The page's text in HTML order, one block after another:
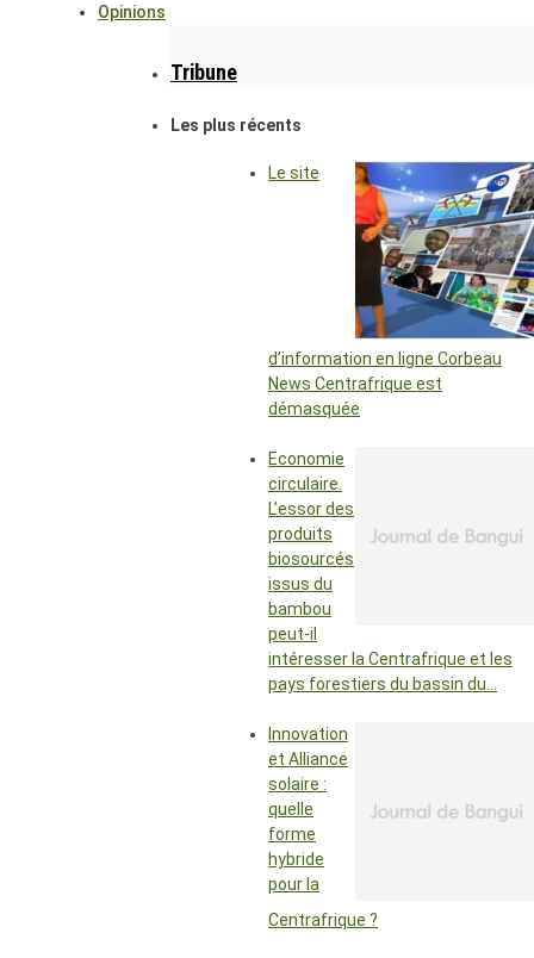
Opinions
Tribune
Les plus récents
Le site
d’information en ligne Corbeau
News Centrafrique est
démasquée
Economie
circulaire.
L’essor des
produits
biosourcés
issus du
bambou
peut-il
intéresser la Centrafrique et les
pays forestiers du bassin du…
Innovation
et Alliance
solaire :
quelle
forme
hybride
pour la
Centrafrique ?